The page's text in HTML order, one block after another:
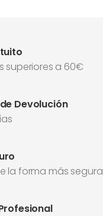
superiores a 60€
Devolución
la forma más segura